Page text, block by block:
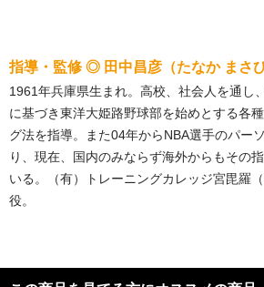
指導・監修 ◎ 田中昌彦（たなか まさひ
1961年兵庫県生まれ。高校、社会人を通し
に基づき東洋大姫路野球部を始めとする各
グ法を指導。また04年からNBA選手のパー
り、現在、国内のみならず海外からもその
いる。（有）トレーニングカレッジ宮毘羅
役。